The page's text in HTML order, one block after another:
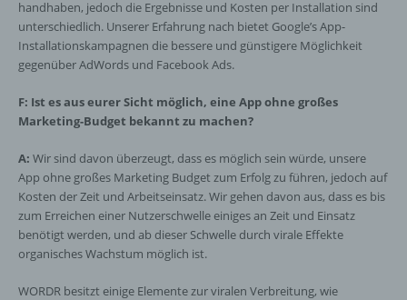
handhaben, jedoch die Ergebnisse und Kosten per Installation sind
unterschiedlich. Unserer Erfahrung nach bietet Google’s App-
Installationskampagnen die bessere und günstigere Möglichkeit
gegenüber AdWords und Facebook Ads.
F: Ist es aus eurer Sicht möglich, eine App ohne großes
Marketing-Budget bekannt zu machen?
A: Wir sind davon überzeugt, dass es möglich sein würde, unsere
App ohne großes Marketing Budget zum Erfolg zu führen, jedoch auf
Kosten der Zeit und Arbeitseinsatz. Wir gehen davon aus, dass es bis
zum Erreichen einer Nutzerschwelle einiges an Zeit und Einsatz
benötigt werden, und ab dieser Schwelle durch virale Effekte
organisches Wachstum möglich ist.
WORDR besitzt einige Elemente zur viralen Verbreitung, wie
Verantwortlicher ist die natürliche oder
juristische Person, Behörde, Einrichtung
oder andere Stelle, die allein oder
gemeinsam mit anderen über die Zwecke
personenbezogenen Daten entscheidet.
Sind die Zwecke und Mittel dieser
das Recht der Mitgliedstaaten vorgegeben,
so kann der Verantwortliche
beziehungsweise können die bestimmten
Kriterien seiner Benennung nach dem
Unionsrecht oder dem Recht der
Mitgliedstaaten vorgesehen werden.